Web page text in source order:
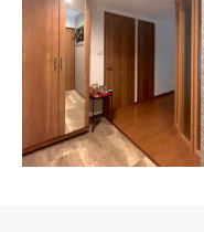
K田島の家
長年使われてきた和風住宅